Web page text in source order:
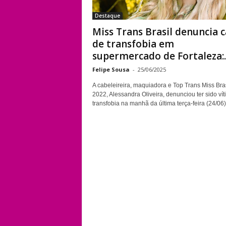
Destaque
Miss Trans Brasil denuncia
de transfobia em
supermercado de
Felipe Sousa - 25/06/2025
A cabeleireira, maquiadora e Top Trans Miss
2022, Alessandra Oliveira, denunciou ter sido
transfobia na manhã da última terça-feira (24/